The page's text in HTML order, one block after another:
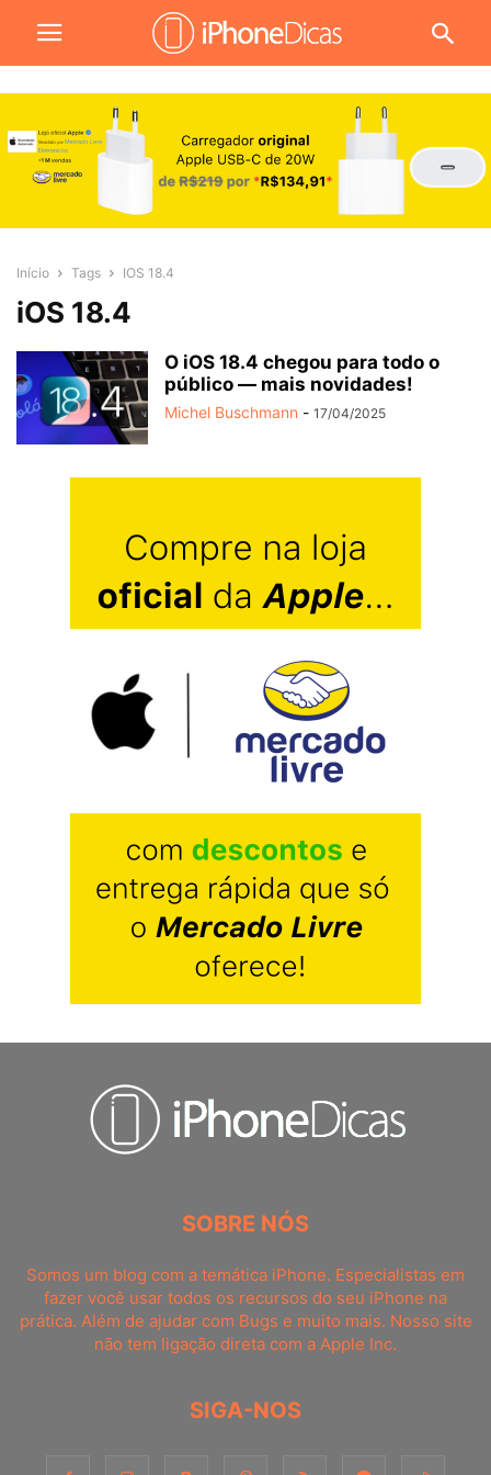
Início Tags IOS 18.4
iOS 18.4
O iOS 18.4 chegou para todo o
público — mais novidades!
Michel Buschmann - 17/04/2025
SOBRE NÓS
Somos um blog com a temática iPhone. Especialistas em
fazer você usar todos os recursos do seu iPhone na
prática. Além de ajudar com Bugs e muito mais. Nosso site
não tem ligação direta com a Apple Inc.
SIGA-NOS